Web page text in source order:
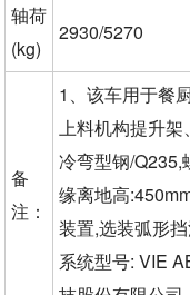
轴荷
(kg)
2930/5270
备
注：
1、该车用于餐
上料机构提升
冷弯型钢/Q235,
缘离地高
装置,选装弧形
系统型号: VIE